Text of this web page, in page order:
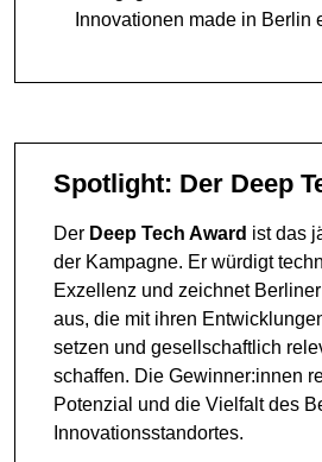
Innovationen made in Berlin
Spotlight: Der Deep
Der Deep Tech Award ist das
der Kampagne. Er würdigt
Exzellenz und zeichnet
aus, die mit ihren
setzen und gesellschaftlich
schaffen. Die Gewinner:innen
Potenzial und die Vielfalt des
Innovationsstandortes.